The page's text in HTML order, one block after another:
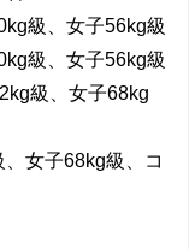
級、女子56kg級
級、女子56kg級
女子68kg
女子68kg級、コ